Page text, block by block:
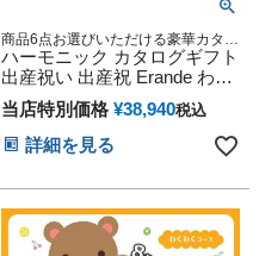
商品6点お選びいただける豪華カタロ
グギフト
ハーモニック カタログギフト
出産祝い 出産祝 Erande わく
わく セクスタプルチョイス
ハーモニック
当店特別価格 ¥38,940税込
詳細を見る